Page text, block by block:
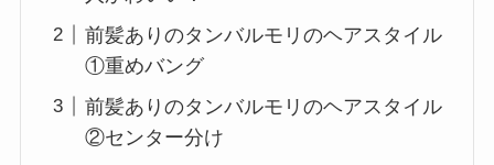
前髪ありのタンバルモリのヘアスタイル
①重めバング
前髪ありのタンバルモリのヘアスタイル
②センター分け